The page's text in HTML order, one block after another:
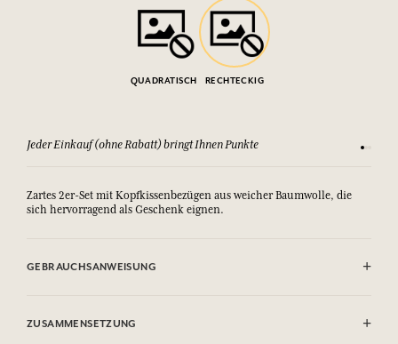
QUADRATISCH RECHTECKIG
Sehen Sie sich unsere AGBs an
Zartes 2er-Set mit Kopfkissenbezügen aus weicher Baumwolle, die
sich hervorragend als Geschenk eignen.
GEBRAUCHSANWEISUNG
ZUSAMMENSETZUNG